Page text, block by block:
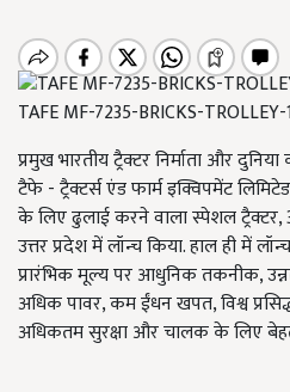
TAFE MF-7235-BRICKS-
प्रमुख भारतीय ट्रैक्टर निर्माता और
टैफे - ट्रैक्टर्स एंड फार्म इक्विपमेंट
के लिए ढुलाई करने वाला स्पेशल ट्रैक्टर,
उत्तर प्रदेश में लॉन्च किया. हाल ही में
प्रारंभिक मूल्य पर आधुनिक तकनीक,
अधिक पावर, कम ईंधन खपत, विश्व
अधिकतम सुरक्षा और चालक के लिए